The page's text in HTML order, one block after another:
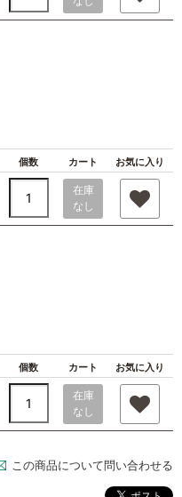
個数 カート お気に入り
在庫
なし
個数 カート お気に入り
在庫
なし
この商品について問い合わせる